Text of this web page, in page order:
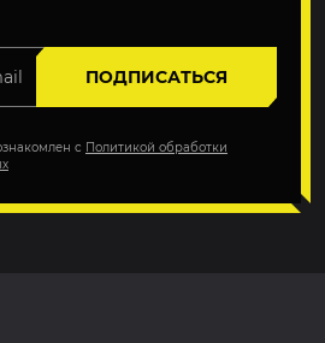
ПОДПИСАТЬСЯ
с Политикой обработки